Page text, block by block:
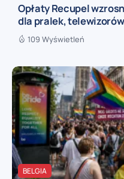
Opłaty Recupel
dla pralek,
109 Wyświetleń
BELGIA